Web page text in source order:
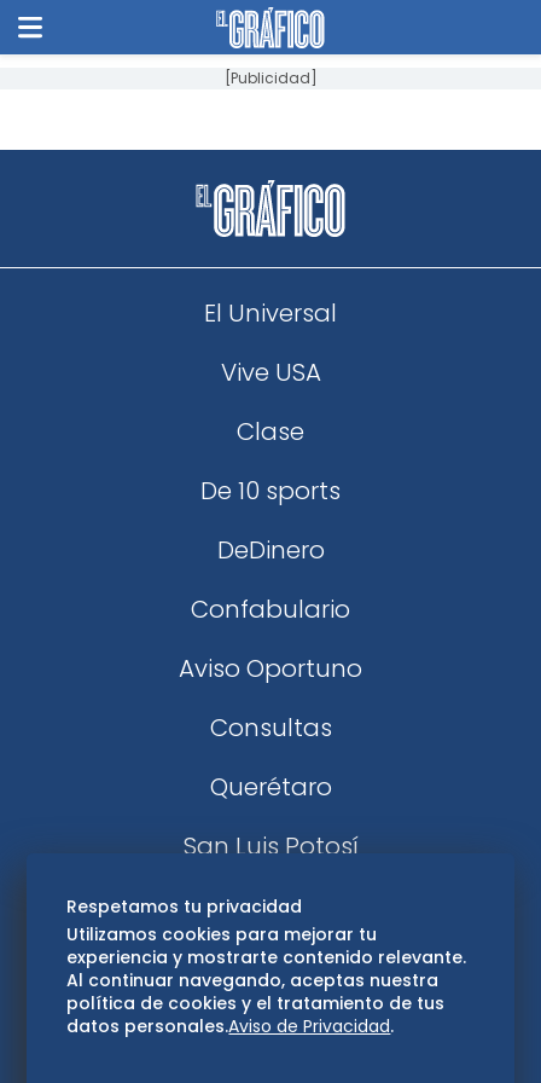
[Publicidad]
El Universal
Vive USA
Clase
De 10 sports
DeDinero
Confabulario
Aviso Oportuno
Consultas
Querétaro
San Luis Potosí
Edomex
Consultas
Hidalgo
Respetamos tu privacidad
Utilizamos cookies para mejorar tu
experiencia y mostrarte contenido relevante.
Al continuar navegando, aceptas nuestra
política de cookies y el tratamiento de tus
datos personales.Aviso de Privacidad.